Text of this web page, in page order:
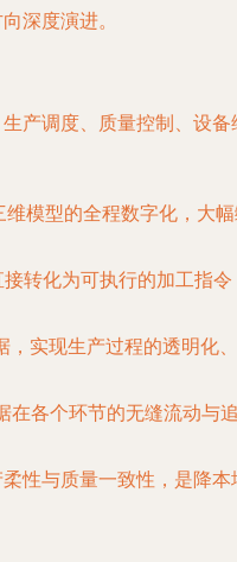
深度演进。
产调度、质量控制、设
模型的全程数字化，大
转化为可执行的加工指
实现生产过程的透明化
在各个环节的无缝流动与
性与质量一致性，是降本